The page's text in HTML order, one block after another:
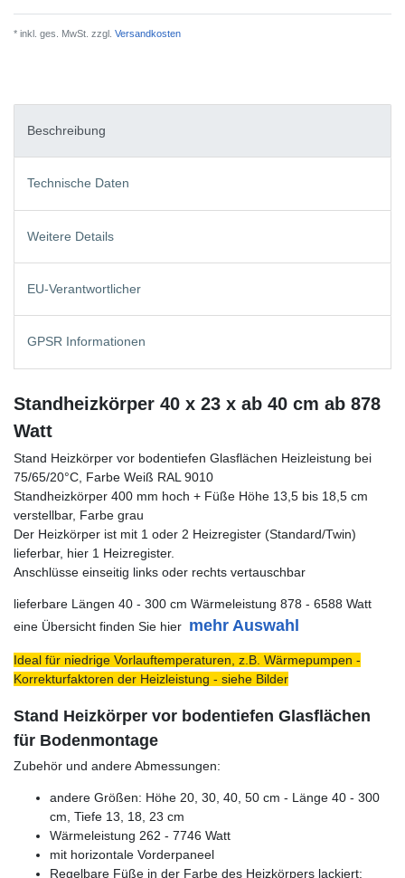
* inkl. ges. MwSt. zzgl. Versandkosten
Beschreibung
Technische Daten
Weitere Details
EU-Verantwortlicher
GPSR Informationen
Standheizkörper 40 x 23 x ab 40 cm ab 878
Watt
Stand Heizkörper vor bodentiefen Glasflächen Heizleistung bei
75/65/20°C, Farbe Weiß RAL 9010
Standheizkörper 400 mm hoch + Füße Höhe 13,5 bis 18,5 cm
verstellbar, Farbe grau
Der Heizkörper ist mit 1 oder 2 Heizregister (Standard/Twin)
lieferbar, hier 1 Heizregister.
Anschlüsse einseitig links oder rechts vertauschbar
lieferbare Längen 40 - 300 cm Wärmeleistung 878 - 6588 Watt
eine Übersicht finden Sie hier mehr Auswahl
Ideal für niedrige Vorlauftemperaturen, z.B. Wärmepumpen -
Korrekturfaktoren der Heizleistung - siehe Bilder
Stand Heizkörper vor bodentiefen Glasflächen
für Bodenmontage
Zubehör und andere Abmessungen:
andere Größen: Höhe 20, 30, 40, 50 cm - Länge 40 - 300
cm, Tiefe 13, 18, 23 cm
Wärmeleistung 262 - 7746 Watt
mit horizontale Vorderpaneel
Regelbare Füße in der Farbe des Heizkörpers lackiert: